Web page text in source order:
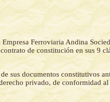
Ferroviaria Andina
de constitución en sus 9
sus documentos constitutivos
privado, de conformidad